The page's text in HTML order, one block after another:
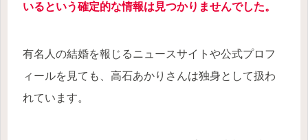
いるという確定的な情報は見つかりませんでした。
有名人の結婚を報じるニュースサイトや公式プロフ
ィールを見ても、高石あかりさんは独身として扱わ
れています。